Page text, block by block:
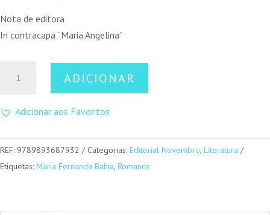
Nota de editora
In contracapa “Maria Angelina”
Angelina
ADICIONAR
Adicionar aos Favoritos
REF: 9789893687932 Categorias: Editorial Novembro, Literatura
Etiquetas: Maria Fernanda Bahia, Romance